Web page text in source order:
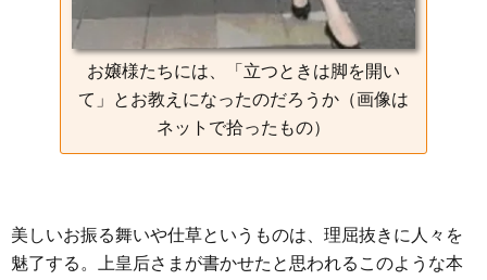
お嬢様たちには、「立つときは脚を開い
て」とお教えになったのだろうか（画像は
ネットで拾ったもの）
美しいお振る舞いや仕草というものは、理屈抜きに人々を
魅了する。上皇后さまが書かせたと思われるこのような本